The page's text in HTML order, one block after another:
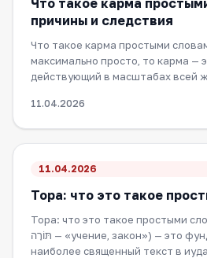
Что такое карма
причины и следствия
Что такое карма простыми
максимально просто, то карма —
действующий в масштабах всей
11.04.2026
11.04.2026
Тора: что это такое
Тора: что это такое простыми
תּוֹרָה — «учение, закон») — это фундаментальный и
наиболее священный текст в